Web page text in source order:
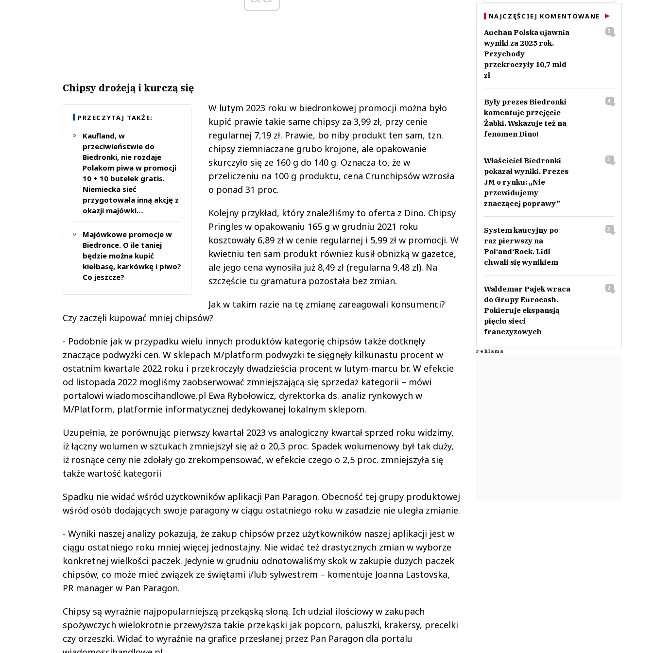
Chipsy drożeją i kurczą się
PRZECZYTAJ TAKŻE:
Kaufland, w
przeciwieństwie do
Biedronki, nie rozdaje
Polakom piwa w promocji
10 + 10 butelek gratis.
Niemiecka sieć
przygotowała inną akcję z
okazji majówki…
Majówkowe promocje w
Biedronce. O ile taniej
będzie można kupić
kiełbasę, karkówkę i piwo?
Co jeszcze?
W lutym 2023 roku w biedronkowej promocji można było
kupić prawie takie same chipsy za 3,99 zł, przy cenie
regularnej 7,19 zł. Prawie, bo niby produkt ten sam, tzn.
chipsy ziemniaczane grubo krojone, ale opakowanie
skurczyło się ze 160 g do 140 g. Oznacza to, że w
przeliczeniu na 100 g produktu, cena Crunchipsów wzrosła
o ponad 31 proc.
Kolejny przykład, który znaleźliśmy to oferta z Dino. Chipsy
Pringles w opakowaniu 165 g w grudniu 2021 roku
kosztowały 6,89 zł w cenie regularnej i 5,99 zł w promocji. W
kwietniu ten sam produkt również kusił obniżką w gazetce,
ale jego cena wynosiła już 8,49 zł (regularna 9,48 zł). Na
szczęście tu gramatura pozostała bez zmian.
Jak w takim razie na tę zmianę zareagowali konsumenci?
Czy zaczęli kupować mniej chipsów?
- Podobnie jak w przypadku wielu innych produktów kategorię chipsów także dotknęły
znaczące podwyżki cen. W sklepach M/platform podwyżki te sięgnęły kilkunastu procent w
ostatnim kwartale 2022 roku i przekroczyły dwadzieścia procent w lutym-marcu br. W efekcie
od listopada 2022 mogliśmy zaobserwować zmniejszającą się sprzedaż kategorii – mówi
portalowi wiadomoscihandlowe.pl Ewa Rybołowicz, dyrektorka ds. analiz rynkowych w
M/Platform, platformie informatycznej dedykowanej lokalnym sklepom.
Uzupełnia, że porównując pierwszy kwartał 2023 vs analogiczny kwartał sprzed roku widzimy,
iż łączny wolumen w sztukach zmniejszył się aż o 20,3 proc. Spadek wolumenowy był tak duży,
iż rosnące ceny nie zdołały go zrekompensować, w efekcie czego o 2,5 proc. zmniejszyła się
także wartość kategorii
Spadku nie widać wśród użytkowników aplikacji Pan Paragon. Obecność tej grupy produktowej
wśród osób dodających swoje paragony w ciągu ostatniego roku w zasadzie nie uległa zmianie.
- Wyniki naszej analizy pokazują, że zakup chipsów przez użytkowników naszej aplikacji jest w
ciągu ostatniego roku mniej więcej jednostajny. Nie widać też drastycznych zmian w wyborze
konkretnej wielkości paczek. Jedynie w grudniu odnotowaliśmy skok w zakupie dużych paczek
chipsów, co może mieć związek ze świętami i/lub sylwestrem – komentuje Joanna Lastovska,
PR manager w Pan Paragon.
Chipsy są wyraźnie najpopularniejszą przekąską słoną. Ich udział ilościowy w zakupach
spożywczych wielokrotnie przewyższa takie przekąski jak popcorn, paluszki, krakersy, precelki
czy orzeszki. Widać to wyraźnie na grafice przesłanej przez Pan Paragon dla portalu
NAJCZĘŚCIEJ KOMENTOWANE
Auchan Polska ujawnia
wyniki za 2025 rok.
Przychody
przekroczyły 10,7 mld
zł
5
Były prezes Biedronki
komentuje przejęcie
Żabki. Wskazuje też na
fenomen Dino!
4
Właściciel Biedronki
pokazał wyniki. Prezes
JM o rynku: „Nie
przewidujemy
znaczącej poprawy”
3
System kaucyjny po
raz pierwszy na
Pol‘and‘Rock. Lidl
chwali się wynikiem
3
Waldemar Pajek wraca
do Grupy Eurocash.
Pokieruje ekspansją
pięciu sieci
franczyzowych
2